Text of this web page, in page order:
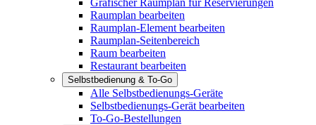
Grafischer Raumplan für Reservierungen
Raumplan bearbeiten
Raumplan-Element bearbeiten
Raumplan-Seitenbereich
Raum bearbeiten
Restaurant bearbeiten
Selbstbedienung & To-Go
Alle Selbstbedienungs-Geräte
Selbstbedienungs-Gerät bearbeiten
To-Go-Bestellungen